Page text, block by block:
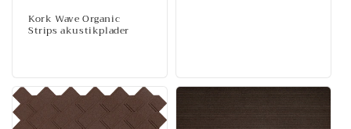
Kork Wave Organic
Strips akustikplader